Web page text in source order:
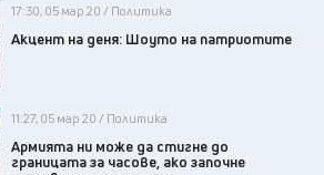
17:30, 05 мар 20 / Политика
Акцент на деня: Шоуто на патриотите
11:27, 05 мар 20 / Политика
Армията ни може да стигне до
границата за часове, ако започне